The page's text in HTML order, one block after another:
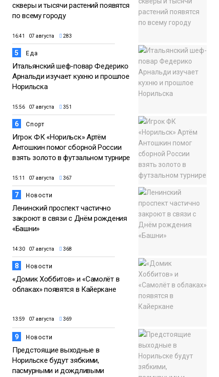
скверы и тысячи растений появятся
по всему городу
16:41 07 августа 283
5 Еда
Итальянский шеф-повар Федерико
Арнальди изучает кухню и прошлое
Норильска
15:56 07 августа 351
6 Спорт
Игрок ФК «Норильск» Артём
Антошкин помог сборной России
взять золото в футзальном турнире
15:11 07 августа 367
7 Новости
Ленинский проспект частично
закроют в связи с Днём рождения
«Башни»
14:30 07 августа 368
8 Новости
«Домик Хоббитов» и «Самолёт в
облаках» появятся в Кайеркане
13:59 07 августа 369
9 Новости
Предстоящие выходные в
Норильске будут зябкими,
пасмурными и дождливыми